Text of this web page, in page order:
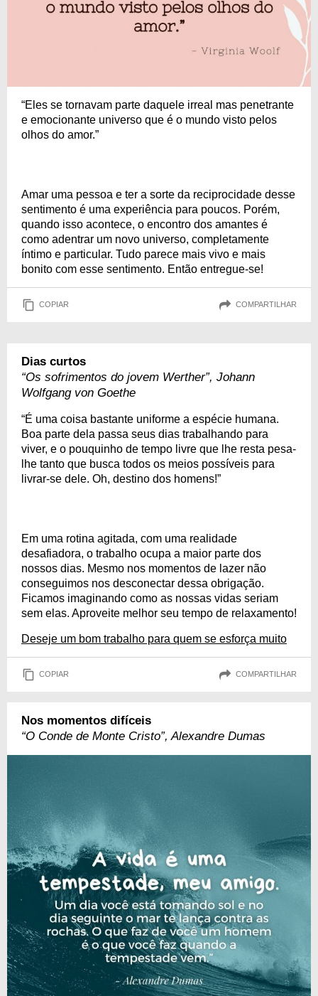
“Eles se tornavam parte daquele irreal mas penetrante
e emocionante universo que é o mundo visto pelos
olhos do amor.”
Amar uma pessoa e ter a sorte da reciprocidade desse
sentimento é uma experiência para poucos. Porém,
quando isso acontece, o encontro dos amantes é
como adentrar um novo universo, completamente
íntimo e particular. Tudo parece mais vivo e mais
bonito com esse sentimento. Então entregue-se!
COPIAR COMPARTILHAR
Dias curtos
“Os sofrimentos do jovem Werther”, Johann
Wolfgang von Goethe
“É uma coisa bastante uniforme a espécie humana.
Boa parte dela passa seus dias trabalhando para
viver, e o pouquinho de tempo livre que lhe resta pesa-
lhe tanto que busca todos os meios possíveis para
livrar-se dele. Oh, destino dos homens!”
Em uma rotina agitada, com uma realidade
desafiadora, o trabalho ocupa a maior parte dos
nossos dias. Mesmo nos momentos de lazer não
conseguimos nos desconectar dessa obrigação.
Ficamos imaginando como as nossas vidas seriam
sem elas. Aproveite melhor seu tempo de relaxamento!
Deseje um bom trabalho para quem se esforça muito
COPIAR COMPARTILHAR
Nos momentos difíceis
“O Conde de Monte Cristo”, Alexandre Dumas